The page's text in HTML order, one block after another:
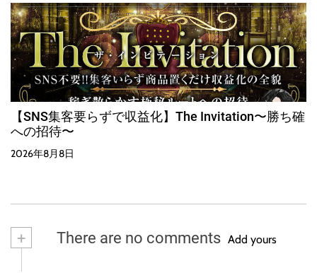
【SNS集客要らずで収益化】The Invitation〜勝ち確
への招待〜
2026年8月8日
+ There are no comments Add yours